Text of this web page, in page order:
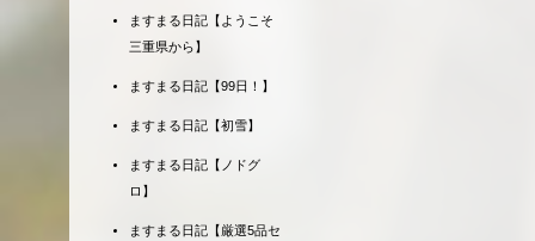
ますまる日記【ようこそ
三重県から】
ますまる日記【99日！】
ますまる日記【初雪】
ますまる日記【ノドグ
ロ】
ますまる日記【厳選5品セ